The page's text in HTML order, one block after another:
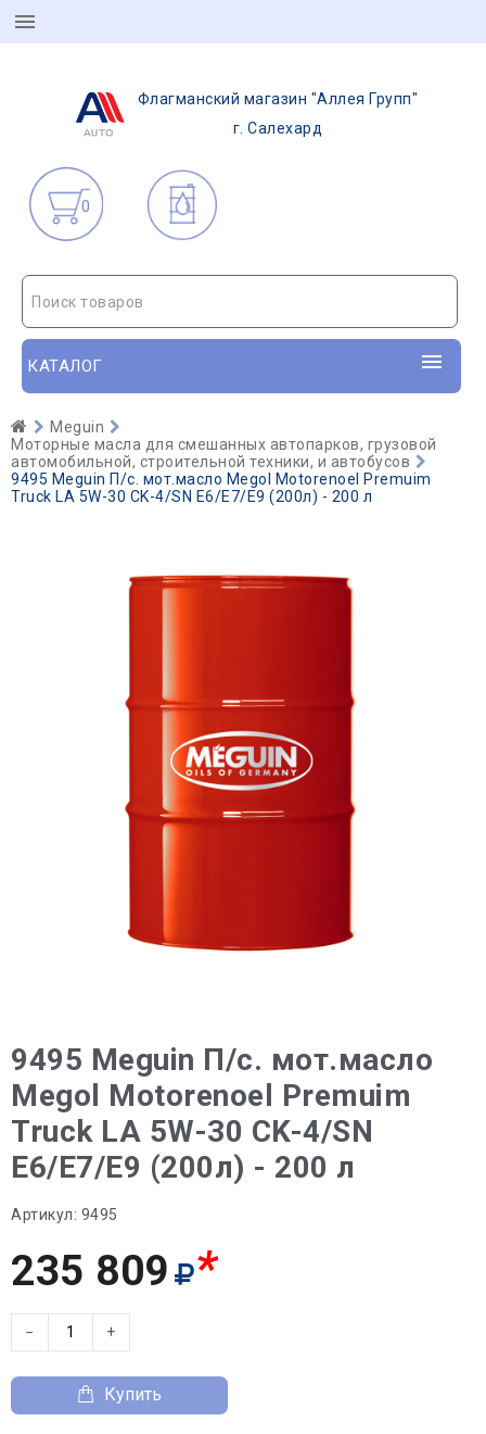
Флагманский магазин "Аллея Групп"
г. Салехард
0
Поиск товаров
КАТАЛОГ
Meguin
Моторные масла для смешанных автопарков, грузовой
автомобильной, строительной техники, и автобусов
9495 Meguin П/с. мот.масло Megol Motorenoel Premuim
Truck LA 5W-30 CK-4/SN E6/E7/E9 (200л) - 200 л
9495 Meguin П/с. мот.масло
Megol Motorenoel Premuim
Truck LA 5W-30 CK-4/SN
E6/E7/E9 (200л) - 200 л
Артикул: 9495
235 809 *
− +
Купить